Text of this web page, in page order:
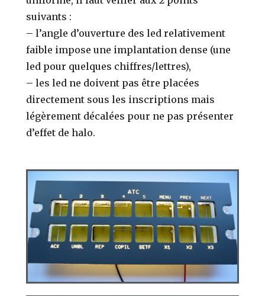
suivants :
– l’angle d’ouverture des led relativement
faible impose une implantation dense (une
led pour quelques chiffres/lettres),
– les led ne doivent pas être placées
directement sous les inscriptions mais
légèrement décalées pour ne pas présenter
d’effet de halo.